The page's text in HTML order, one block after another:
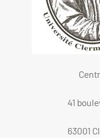
41
63001